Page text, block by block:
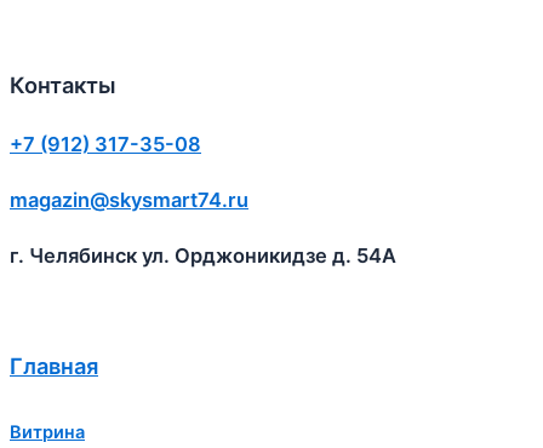
Контакты
+7 (912) 317-35-08
magazin@skysmart74.ru
г. Челябинск ул. Орджоникидзе д. 54А
Главная
Витрина